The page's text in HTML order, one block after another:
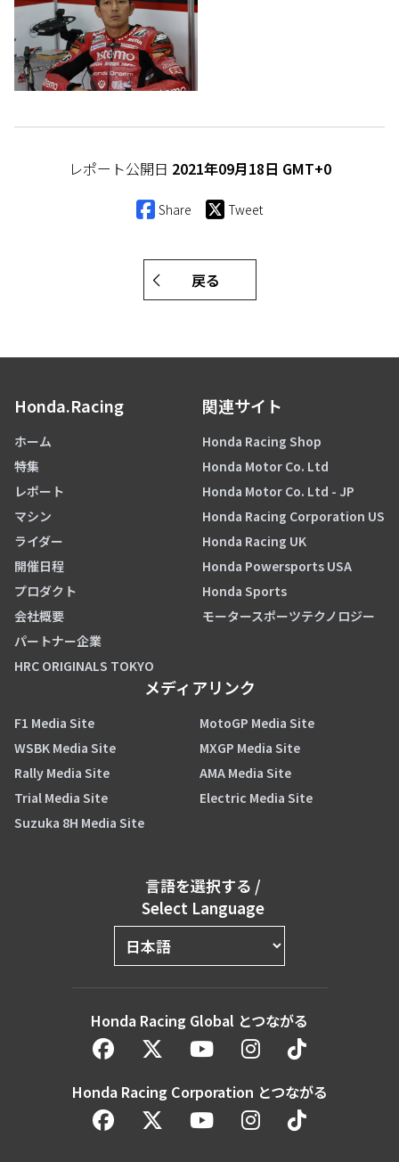
レポート公開日 2021年09月18日 GMT+0
Share Tweet
戻る
Honda.Racing
ホーム
特集
レポート
マシン
ライダー
開催日程
プロダクト
会社概要
パートナー企業
HRC ORIGINALS TOKYO
関連サイト
Honda Racing Shop
Honda Motor Co. Ltd
Honda Motor Co. Ltd - JP
Honda Racing Corporation US
Honda Racing UK
Honda Powersports USA
Honda Sports
モータースポーツテクノロジー
メディアリンク
F1 Media Site
MotoGP Media Site
WSBK Media Site
MXGP Media Site
Rally Media Site
AMA Media Site
Trial Media Site
Electric Media Site
Suzuka 8H Media Site
言語を選択する /
Select Language
Honda Racing Global とつながる
Honda Racing Corporation とつながる